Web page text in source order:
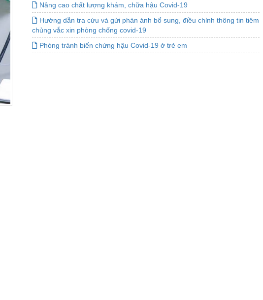
Nâng cao chất lượng khám, chữa hậu Covid-19
Hướng dẫn tra cứu và gửi phản ánh bổ sung, điều chỉnh thông tin tiêm
chủng vắc xin phòng chống covid-19
Phòng tránh biến chứng hậu Covid-19 ở trẻ em